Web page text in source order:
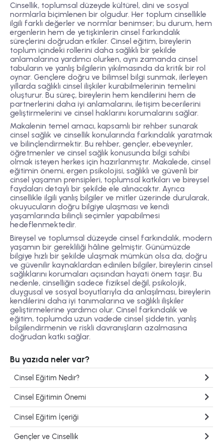
Cinsellik, toplumsal düzeyde kültürel, dini ve sosyal
normlarla biçimlenen bir olgudur. Her toplum cinsellikle
ilgili farklı değerler ve normlar benimser; bu durum, hem
ergenlerin hem de yetişkinlerin cinsel farkındalık
süreçlerini doğrudan etkiler. Cinsel eğitim, bireylerin
toplum içindeki rollerini daha sağlıklı bir şekilde
anlamalarına yardımcı olurken, aynı zamanda cinsel
tabuların ve yanlış bilgilerin yıkılmasında da kritik bir rol
oynar. Gençlere doğru ve bilimsel bilgi sunmak, ilerleyen
yıllarda sağlıklı cinsel ilişkiler kurabilmelerinin temelini
oluşturur. Bu süreç, bireylerin hem kendilerini hem de
partnerlerini daha iyi anlamalarını, iletişim becerilerini
geliştirmelerini ve cinsel haklarını korumalarını sağlar.
Makalenin temel amacı, kapsamlı bir rehber sunarak
cinsel sağlık ve cinsellik konularında farkındalık yaratmak
ve bilinçlendirmektir. Bu rehber, gençler, ebeveynler,
öğretmenler ve cinsel sağlık konusunda bilgi sahibi
olmak isteyen herkes için hazırlanmıştır. Makalede, cinsel
eğitimin önemi, ergen psikolojisi, sağlıklı ve güvenli bir
cinsel yaşamın prensipleri, toplumsal katkıları ve bireysel
faydaları detaylı bir şekilde ele alınacaktır. Ayrıca
cinsellikle ilgili yanlış bilgiler ve mitler üzerinde durularak,
okuyucuların doğru bilgiye ulaşması ve kendi
yaşamlarında bilinçli seçimler yapabilmesi
hedeflenmektedir.
Bireysel ve toplumsal düzeyde cinsel farkındalık, modern
yaşamın bir gerekliliği hâline gelmiştir. Günümüzde
bilgiye hızlı bir şekilde ulaşmak mümkün olsa da, doğru
ve güvenilir kaynaklardan edinilen bilgiler, bireylerin cinsel
sağlıklarını korumaları açısından hayati önem taşır. Bu
nedenle, cinselliğin sadece fiziksel değil, psikolojik,
duygusal ve sosyal boyutlarıyla da anlaşılması, bireylerin
kendilerini daha iyi tanımalarına ve sağlıklı ilişkiler
geliştirmelerine yardımcı olur. Cinsel farkındalık ve
eğitim, toplumda uzun vadede cinsel şiddetin, yanlış
bilgilendirmenin ve riskli davranışların azalmasına
doğrudan katkı sağlar.
Bu yazıda neler var?
Cinsel Eğitim Nedir?
Cinsel Eğitimin Önemi
Cinsel Eğitim İçeriği
Gençler ve Cinsellik